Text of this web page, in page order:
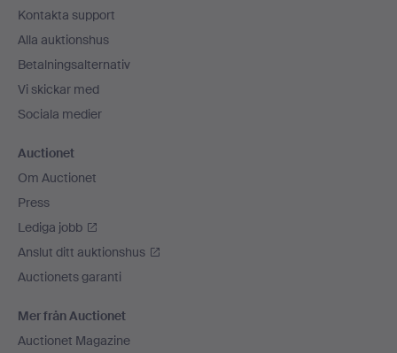
Kontakta support
Alla auktionshus
Betalningsalternativ
Vi skickar med
Sociala medier
Auctionet
Om Auctionet
Press
Lediga jobb
Anslut ditt auktionshus
Auctionets garanti
Mer från Auctionet
Auctionet Magazine